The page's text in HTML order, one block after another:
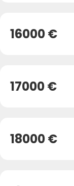
16000 €
17000 €
18000 €